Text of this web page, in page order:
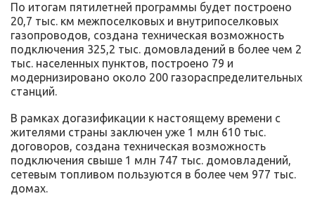
По итогам пятилетней программы будет построено
20,7 тыс. км межпоселковых и внутрипоселковых
газопроводов, создана техническая возможность
подключения 325,2 тыс. домовладений в более чем 2
тыс. населенных пунктов, построено 79 и
модернизировано около 200 газораспределительных
станций.
В рамках догазификации к настоящему времени с
жителями страны заключен уже 1 млн 610 тыс.
договоров, создана техническая возможность
подключения свыше 1 млн 747 тыс. домовладений,
сетевым топливом пользуются в более чем 977 тыс.
домах.